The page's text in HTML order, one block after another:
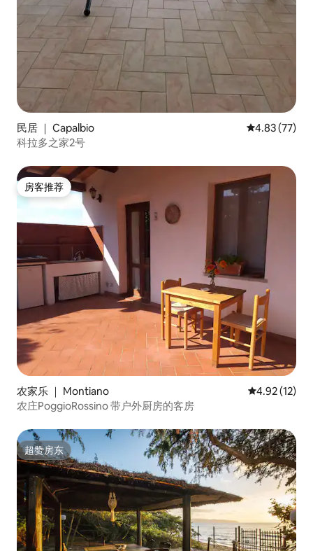
民居 ｜ Capalbio 平均评分
4.83 (77)
科拉多之家2号
房客推荐
房客推荐
农家乐 ｜ Montiano 平均评分
4.92 (12)
农庄PoggioRossino 带户外厨房的客房
超赞房东
超赞房东